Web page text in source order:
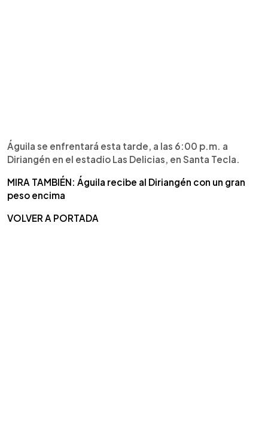
Águila se enfrentará esta tarde, a las 6:00 p.m. a
Diriangén en el estadio Las Delicias, en Santa Tecla.
MIRA TAMBIÉN: Águila recibe al Diriangén con un gran
peso encima
VOLVER A PORTADA